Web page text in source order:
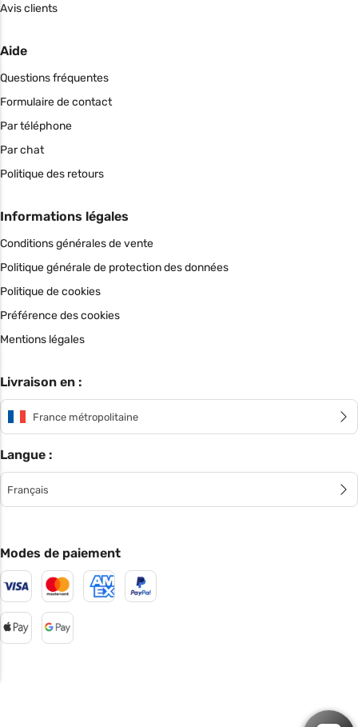
Avis clients
Aide
Questions fréquentes
Formulaire de contact
Par téléphone
Par chat
Politique des retours
Informations légales
Conditions générales de vente
Politique générale de protection des données
Politique de cookies
Préférence des cookies
Mentions légales
Livraison en :
France métropolitaine
Langue :
Français
Modes de paiement